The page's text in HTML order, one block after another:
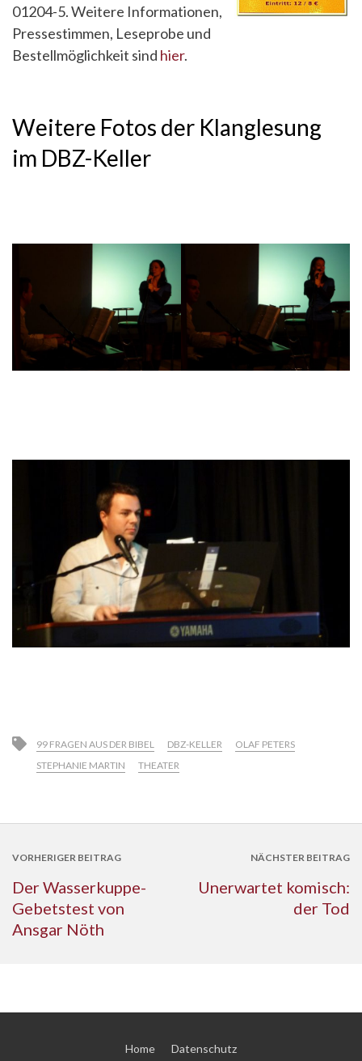
01204-5. Weitere Informationen,
Pressestimmen, Leseprobe und
Bestellmöglichkeit sind hier.
Weitere Fotos der Klanglesung
im DBZ-Keller
99 FRAGEN AUS DER BIBEL DBZ-KELLER
OLAF PETERS
STEPHANIE MARTIN
THEATER
VORHERIGER BEITRAG
Der Wasserkuppe-
Gebetstest von
Ansgar Nöth
NÄCHSTER BEITRAG
Unerwartet komisch:
der Tod
Home Datenschutz